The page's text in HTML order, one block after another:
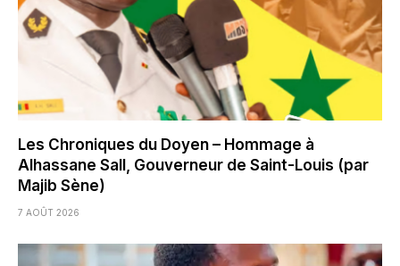
Les Chroniques du Doyen – Hommage à
Alhassane Sall, Gouverneur de Saint-Louis (par
Majib Sène)
7 AOÛT 2026